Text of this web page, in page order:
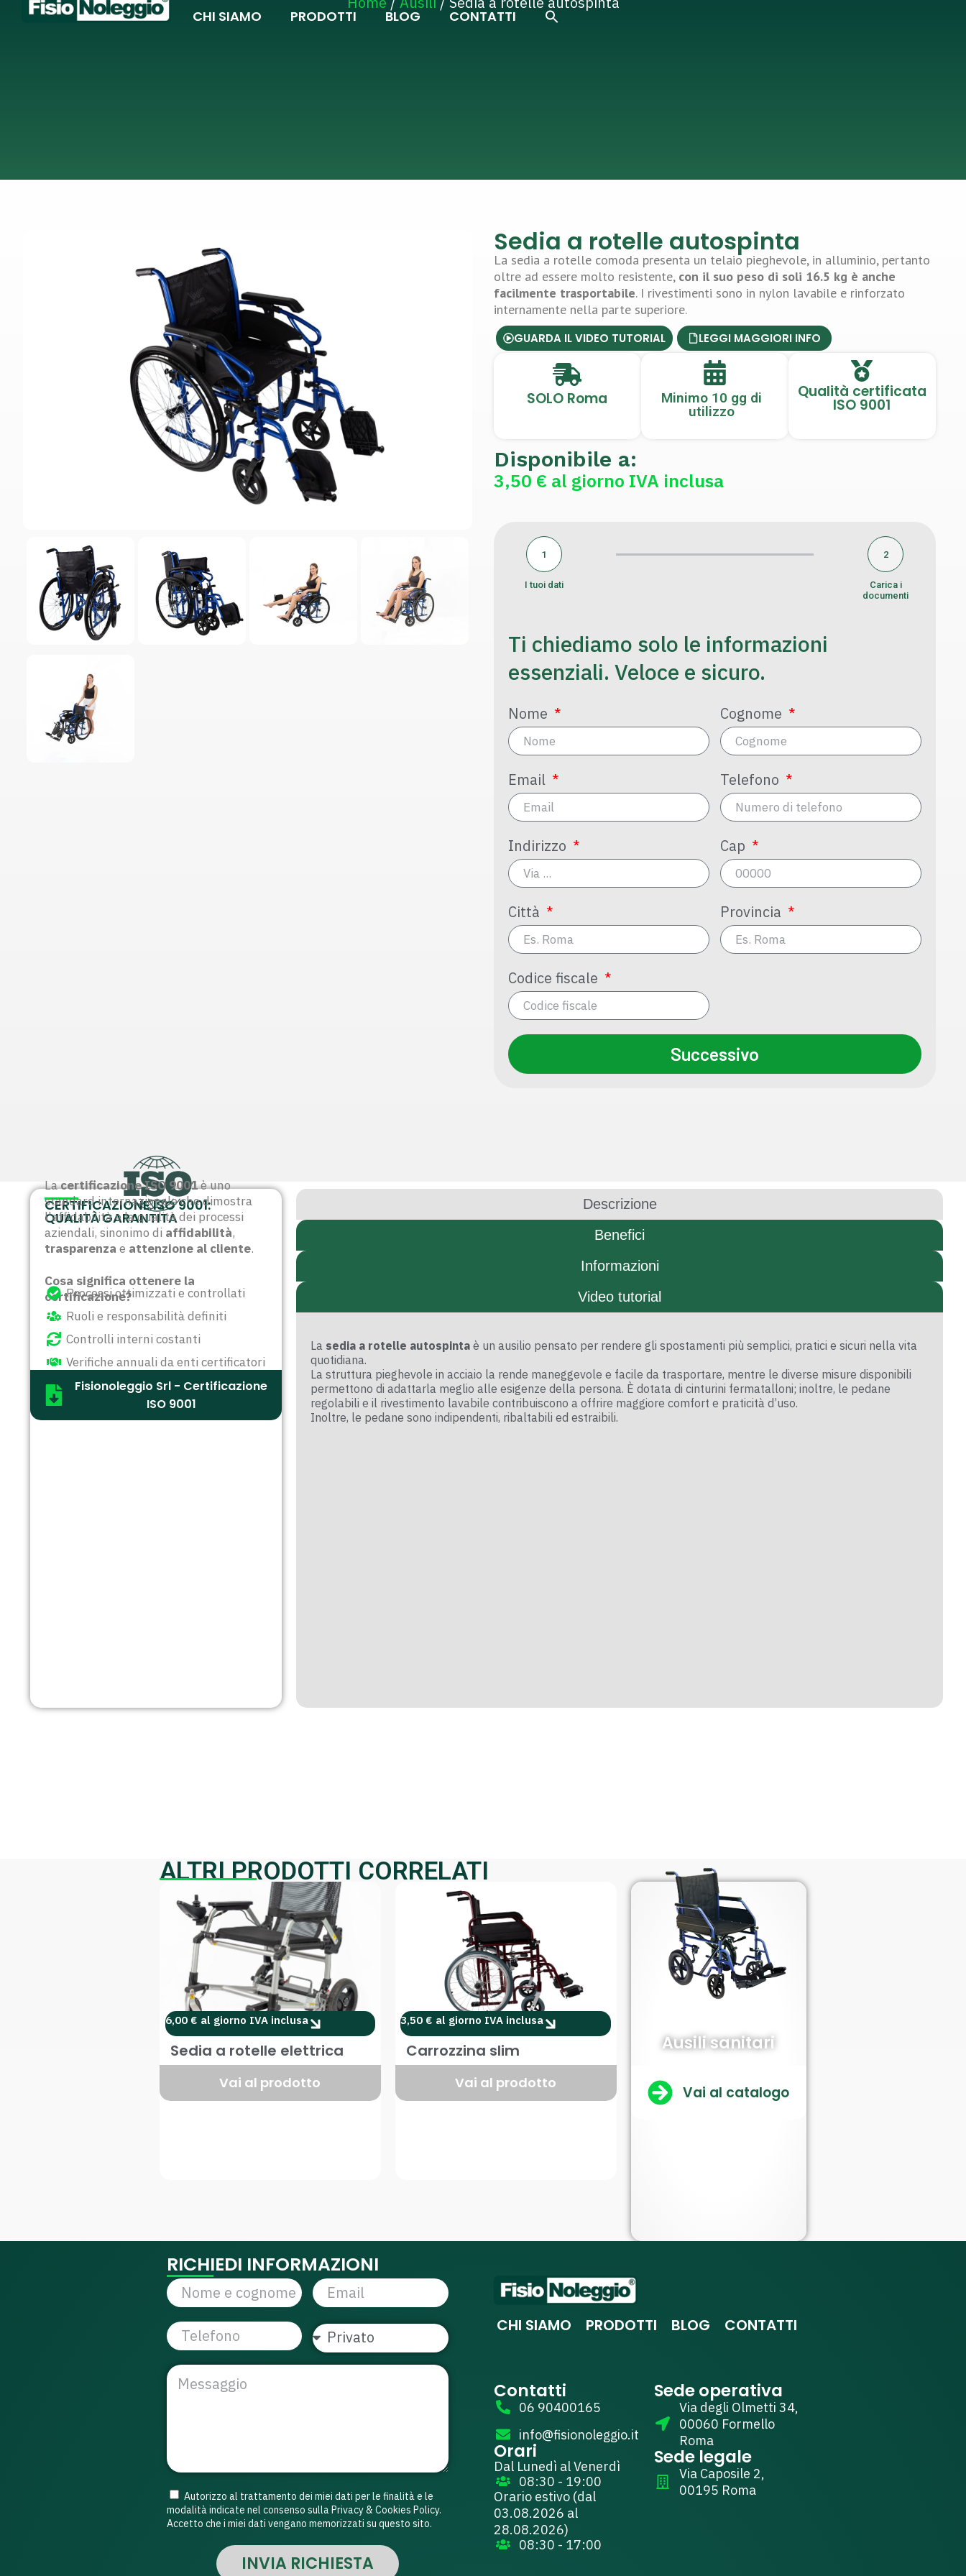
CHI SIAMO PRODOTTI BLOG CONTATTI
Search
Search Button
Sedia a rotelle autospinta
La sedia a rotelle comoda presenta un telaio pieghevole, in alluminio, pertanto
oltre ad essere molto resistente, con il suo peso di soli 16.5 kg è anche
facilmente trasportabile. I rivestimenti sono in nylon lavabile e rinforzato
internamente nella parte superiore.
GUARDA IL VIDEO TUTORIAL LEGGI MAGGIORI INFO
SOLO Roma
Minimo 10 gg di
utilizzo
Qualità certificata
ISO 9001
Disponibile a:
3,50 € al giorno IVA inclusa
1
I tuoi dati
2
Carica i
documenti
Ti chiediamo solo le informazioni
essenziali. Veloce e sicuro.
Nome Cognome
Email Telefono
Indirizzo Cap
Città Provincia
Codice fiscale
Successivo
Descrizione
Benefici
Informazioni
Video tutorial
La sedia a rotelle autospinta è un ausilio pensato per rendere gli spostamenti più semplici, pratici e sicuri nella vita
quotidiana.
La struttura pieghevole in acciaio la rende maneggevole e facile da trasportare, mentre le diverse misure disponibili
permettono di adattarla meglio alle esigenze della persona. È dotata di cinturini fermatalloni; inoltre, le pedane
regolabili e il rivestimento lavabile contribuiscono a offrire maggiore comfort e praticità d’uso.
Inoltre, le pedane sono indipendenti, ribaltabili ed estraibili.
CERTIFICAZIONE ISO 9001:
QUALITÀ GARANTITA
Lacertificazione ISO 9001è uno
standard internazionale che dimostra
l'affidabilità e la qualità dei processi
aziendali, sinonimo di affidabilità,
trasparenza e attenzione al cliente.
Cosa significa ottenere la
certificazione?
Processi ottimizzati e controllati
Ruoli e responsabilità definiti
Controlli interni costanti
Verifiche annuali da enti certificatori
Fisionoleggio Srl - Certificazione
ISO 9001
ALTRI PRODOTTI CORRELATI
6,00 € al giorno IVA inclusa
Sedia a rotelle elettrica
Vai al prodotto
3,50 € al giorno IVA inclusa
Carrozzina slim
Vai al prodotto
Ausili sanitari
Vai al catalogo
CHI SIAMO PRODOTTI BLOG CONTATTI
Sede operativa
Via degli Olmetti 34,
00060 Formello
Roma
Sede legale
Via Caposile 2,
00195 Roma
Contatti
06 90400165
info@fisionoleggio.it
Orari
Dal Lunedì al Venerdì
08:30 - 19:00
Orario estivo (dal
03.08.2026 al
28.08.2026)
08:30 - 17:00
RICHIEDI INFORMAZIONI
Autorizzo al trattamento dei miei dati per le finalità e le
modalità indicate nel consenso sulla Privacy & Cookies Policy.
Accetto che i miei dati vengano memorizzati su questo sito.
INVIA RICHIESTA